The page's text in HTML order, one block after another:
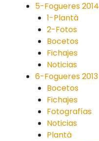
5-Fogueres 2014
1-Plantà
2-Fotos
Bocetos
Fichajes
Noticias
6-Fogueres 2013
Bocetos
Fichajes
Fotografías
Noticias
Plantà